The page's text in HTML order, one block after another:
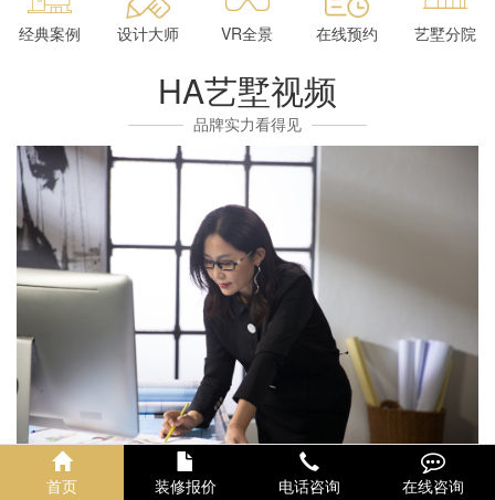
经典案例 设计大师 VR全景 在线预约 艺墅分院
HA艺墅视频
品牌实力看得见
首页 装修报价 电话咨询 在线咨询